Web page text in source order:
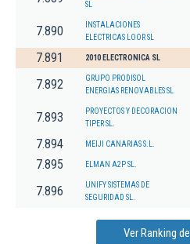
SL
7.890
INSTALACIONES
ELECTRICAS LOOR SL
7.891 2010 ELECTRONICA SL
7.892
GRUPO PRODISOL
ENERGIAS RENOVABLES SL
7.893
PROYECTOS Y DECORACION
TIPER SL.
7.894 MEIJI CANARIAS S.L.
7.895 ELMAN A2P SL.
7.896
UNIFY SISTEMAS DE
SEGURIDAD SL.
Ver Ranking